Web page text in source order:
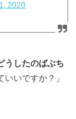
2020
うしたのばぶち
いですか？」